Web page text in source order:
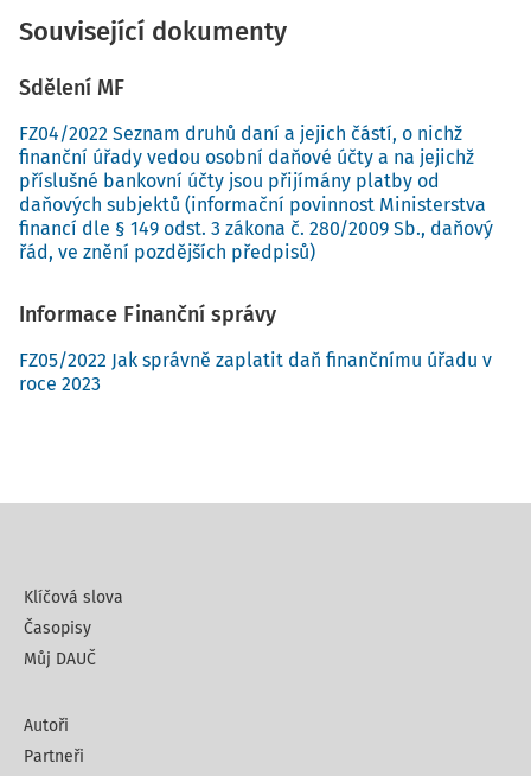
Související dokumenty
Sdělení MF
FZ04/2022 Seznam druhů daní a jejich částí, o nichž
finanční úřady vedou osobní daňové účty a na jejichž
příslušné bankovní účty jsou přijímány platby od
daňových subjektů (informační povinnost Ministerstva
financí dle § 149 odst. 3 zákona č. 280/2009 Sb., daňový
řád, ve znění pozdějších předpisů)
Informace Finanční správy
FZ05/2022 Jak správně zaplatit daň finančnímu úřadu v
roce 2023
Klíčová slova
Časopisy
Můj DAUČ
Autoři
Partneři